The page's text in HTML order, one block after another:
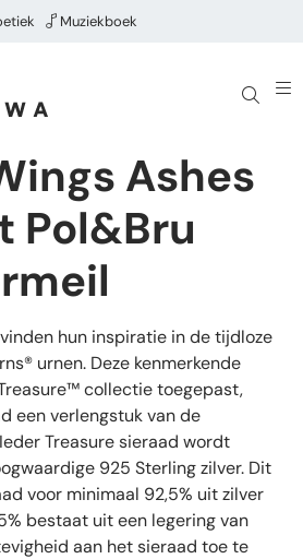
Muziekboek
Ashes
Pol&Bru
hun inspiratie in de tijdloze
urnen. Deze kenmerkende
collectie toegepast,
een verlengstuk van de
Treasure sieraad wordt
925 Sterling zilver. Dit
voor minimaal 92,5% uit zilver
bestaat uit een legering van
aan het sieraad toe te